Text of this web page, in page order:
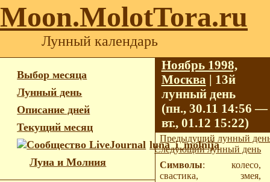
Moon.MolotTora.ru
Лунный календарь
Выбор месяца
Лунный день
Описание дней
Текущий месяц
luna_i_molnija
Луна и Молния
Ноябрь 1998,
Москва | 13й
лунный день
(пн., 30.11 14:56 —
вт., 01.12 15:22)
Предыдущий лунный
Следующий лунный день
Символы: колесо,
свастика, змея,